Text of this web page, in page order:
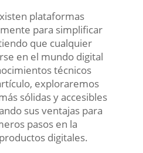
plataformas
para simplificar
que cualquier
en el mundo digital
técnicos
exploraremos
sólidas y accesibles
sus ventajas para
pasos en la
digitales.